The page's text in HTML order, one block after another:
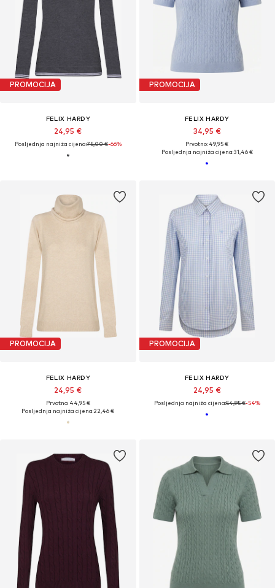
PROMOCIJA
FELIX HARDY
24,95 €
Posljednja najniža cijena:75,00 €-66%
PROMOCIJA
FELIX HARDY
34,95 €
Prvotno: 49,95 €
Posljednja najniža cijena:31,46 €
PROMOCIJA
FELIX HARDY
24,95 €
Prvotno: 44,95 €
Posljednja najniža cijena:22,46 €
PROMOCIJA
FELIX HARDY
24,95 €
Posljednja najniža cijena:54,95 €-54%